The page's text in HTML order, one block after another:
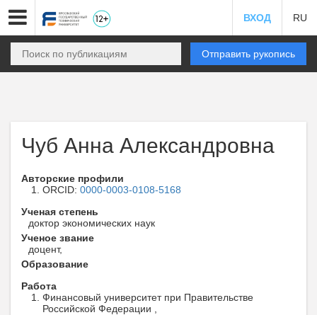
ВХОД RU
Отправить рукопись
Чуб Анна Александровна
Авторские профили
ORCID: 0000-0003-0108-5168
Ученая степень
доктор экономических наук
Ученое звание
доцент,
Образование
Работа
Финансовый университет при Правительстве
Российской Федерации ,